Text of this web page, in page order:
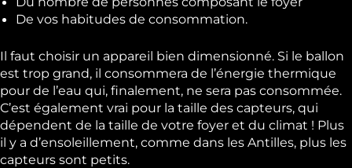
De vos habitudes de consommation.
Il faut choisir un appareil bien dimensionné. Si le ballon
est trop grand, il consommera de l’énergie thermique
pour de l’eau qui, finalement, ne sera pas consommée.
C’est également vrai pour la taille des capteurs, qui
dépendent de la taille de votre foyer et du climat ! Plus
il y a d’ensoleillement, comme dans les Antilles, plus les
capteurs sont petits.